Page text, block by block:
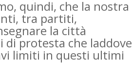
quindi, che la nostra
tra partiti,
la città
protesta che laddove
limiti in questi ultimi